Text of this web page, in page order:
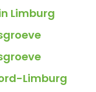
Limburg
Limburg